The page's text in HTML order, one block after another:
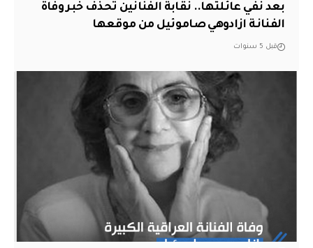
بعد نفي عائلتها.. نقابة الفنانين تحذف خبر وفاة
الفنانة ازادوهي صاموئيل من موقعها
قبل 5 سنوات